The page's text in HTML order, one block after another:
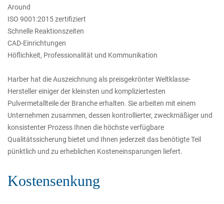
Around
ISO 9001:2015 zertifiziert
Schnelle Reaktionszeiten
CAD-Einrichtungen
Höflichkeit, Professionalität und Kommunikation
Harber hat die Auszeichnung als preisgekrönter Weltklasse-
Hersteller einiger der kleinsten und kompliziertesten
Pulvermetallteile der Branche erhalten. Sie arbeiten mit einem
Unternehmen zusammen, dessen kontrollierter, zweckmäßiger und
konsistenter Prozess Ihnen die höchste verfügbare
Qualitätssicherung bietet und Ihnen jederzeit das benötigte Teil
pünktlich und zu erheblichen Kosteneinsparungen liefert.
Kostensenkung